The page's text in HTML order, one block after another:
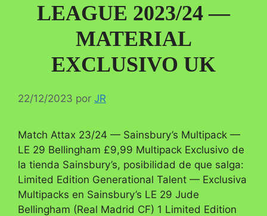
LEAGUE 2023/24 —
MATERIAL
EXCLUSIVO UK
22/12/2023 por JR
Match Attax 23/24 — Sainsbury’s Multipack —
LE 29 Bellingham £9,99 Multipack Exclusivo de
la tienda Sainsbury’s, posibilidad de que salga:
Limited Edition Generational Talent — Exclusiva
Multipacks en Sainsbury’s LE 29 Jude
Bellingham (Real Madrid CF) 1 Limited Edition